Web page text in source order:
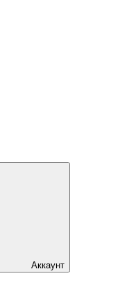
Аккаунт